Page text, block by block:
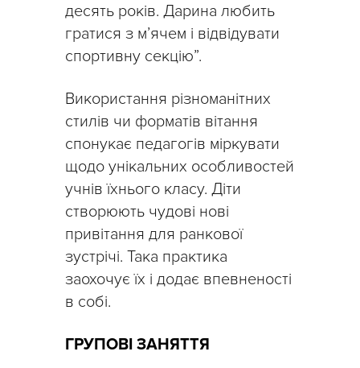
десять років. Дарина любить
гратися з м’ячем і відвідувати
спортивну секцію”.
Використання різноманітних
стилів чи форматів вітання
спонукає педагогів міркувати
щодо унікальних особливостей
учнів їхнього класу. Діти
створюють чудові нові
привітання для ранкової
зустрічі. Така практика
заохочує їх і додає впевненості
в собі.
ГРУПОВІ ЗАНЯТТЯ